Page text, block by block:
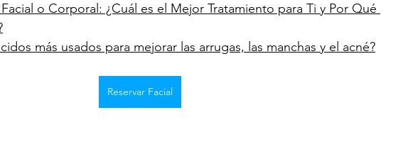
o Corporal: ¿Cuál es el Mejor Tratamiento para Ti y Por Qué
más usados para mejorar las arrugas, las manchas y el acné?
Reservar Facial